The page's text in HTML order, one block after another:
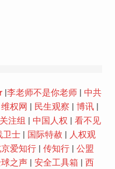
| 李老师不是你老师| 中共
维权网 民生观察 博讯|
注组 中国人权
看不见
卫士| 国际特赦
人权观
爱知行| 传知行| 公盟
之声| 安全工具箱
西